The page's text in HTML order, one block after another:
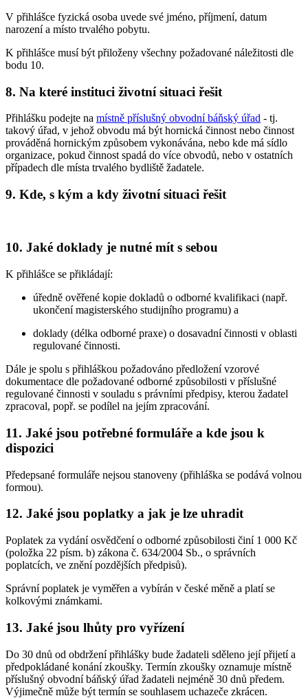
V přihlášce fyzická osoba uvede své jméno, příjmení, datum
narození a místo trvalého pobytu.
K přihlášce musí být přiloženy všechny požadované náležitosti dle
bodu 10.
8. Na které instituci životní situaci řešit
Přihlášku podejte na místně příslušný obvodní báňský úřad - tj.
takový úřad, v jehož obvodu má být hornická činnost nebo činnost
prováděná hornickým způsobem vykonávána, nebo kde má sídlo
organizace, pokud činnost spadá do více obvodů, nebo v ostatních
případech dle místa trvalého bydliště žadatele.
9. Kde, s kým a kdy životní situaci řešit
10. Jaké doklady je nutné mít s sebou
K přihlášce se přikládají:
úředně ověřené kopie dokladů o odborné kvalifikaci (např.
ukončení magisterského studijního programu) a
doklady (délka odborné praxe) o dosavadní činnosti v oblasti
regulované činnosti.
Dále je spolu s přihláškou požadováno předložení vzorové
dokumentace dle požadované odborné způsobilosti v příslušné
regulované činnosti v souladu s právními předpisy, kterou žadatel
zpracoval, popř. se podílel na jejím zpracování.
11. Jaké jsou potřebné formuláře a kde jsou k
dispozici
Předepsané formuláře nejsou stanoveny (přihláška se podává volnou
formou).
12. Jaké jsou poplatky a jak je lze uhradit
Poplatek za vydání osvědčení o odborné způsobilosti činí 1 000 Kč
(položka 22 písm. b) zákona č. 634/2004 Sb., o správních
poplatcích, ve znění pozdějších předpisů).
Správní poplatek je vyměřen a vybírán v české měně a platí se
kolkovými známkami.
13. Jaké jsou lhůty pro vyřízení
Do 30 dnů od obdržení přihlášky bude žadateli sděleno její přijetí a
předpokládané konání zkoušky. Termín zkoušky oznamuje místně
příslušný obvodní báňský úřad žadateli nejméně 30 dnů předem.
Výjimečně může být termín se souhlasem uchazeče zkrácen.